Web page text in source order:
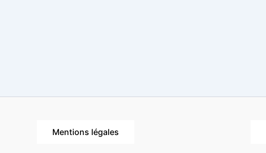
Mentions légales